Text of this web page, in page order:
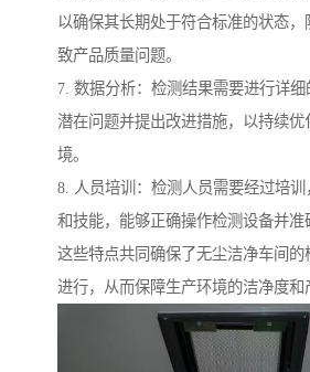
以确保其长期处于符合标准的状态
致产品质量问题。
7. 数据分析：检测结果需要进行详
潜在问题并提出改进措施，以持续优
境。
8. 人员培训：检测人员需要经过培
和技能，能够正确操作检测设备并准
这些特点共同确保了无尘洁净车间的
进行，从而保障生产环境的洁净度和